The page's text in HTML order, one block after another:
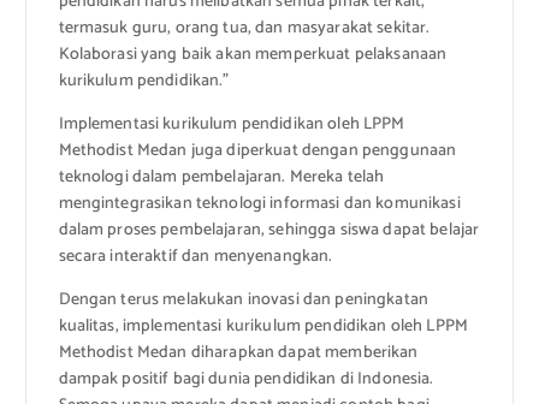
termasuk guru, orang tua, dan masyarakat sekitar.
Kolaborasi yang baik akan memperkuat pelaksanaan
kurikulum pendidikan.”
Implementasi kurikulum pendidikan oleh LPPM
Methodist Medan juga diperkuat dengan penggunaan
teknologi dalam pembelajaran. Mereka telah
mengintegrasikan teknologi informasi dan komunikasi
dalam proses pembelajaran, sehingga siswa dapat belajar
secara interaktif dan menyenangkan.
Dengan terus melakukan inovasi dan peningkatan
kualitas, implementasi kurikulum pendidikan oleh LPPM
Methodist Medan diharapkan dapat memberikan
dampak positif bagi dunia pendidikan di Indonesia.